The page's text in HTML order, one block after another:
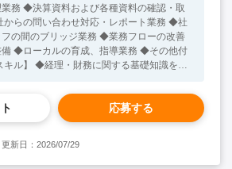
務 ◆決算資料および各種資料の確認・取
らの問い合わせ対応・レポート業務 ◆社
の間のブリッジ業務 ◆業務フローの改善
備 ◆ローカルの育成、指導業務 ◆その他付
スキル】 ◆経理・財務の実務経験をお持ち
での就業経験をお持ちの方 ◆現在インドネ
方 【将来的なキャリアイメージ】 ◆長期
応募する
更新日：2026/07/29